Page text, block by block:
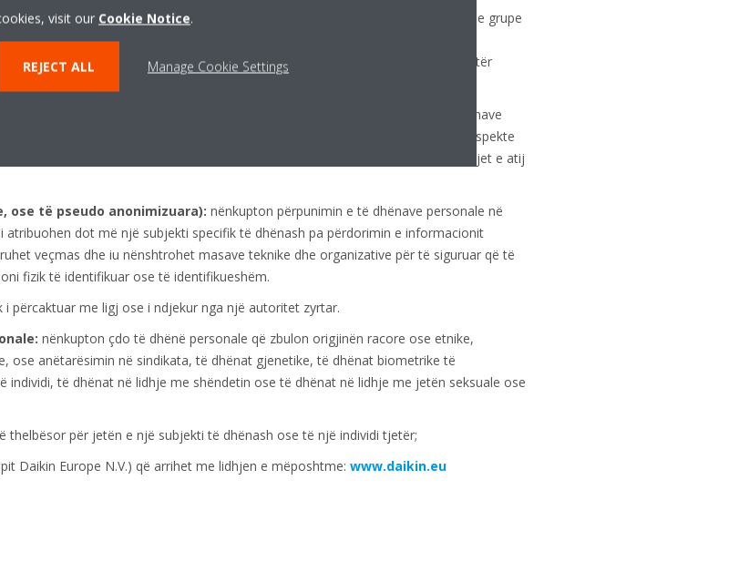
çdo operacion ose grup operacionesh që kryhet mbi të dhënat personale ose grupe
automatizuara, të tilla si mbledhja, regjistrimi, organizimi, strukturimi, ruajtja,
zbulimi me anë të transmetimit, shpërndarja ose në ndonjë mënyrë tjetër
fshirja ose shkatërrimi.
automatizuar të të dhënave tuaja personale që përbëhet nga përdorimi i të dhënave
që lidhen me një individ, në veçanti për të analizuar ose parashikuar aspekte
personale, interesat, besueshmërinë, sjelljen, vendndodhjen ose lëvizjet e atij
ose të pseudo anonimizuara): nënkupton përpunimin e të dhënave personale në
dot më një subjekti specifik të dhënash pa përdorimin e informacionit
veçmas dhe iu nënshtrohet masave teknike dhe organizative për të siguruar që të
fizik të identifikuar ose të identifikueshëm.
përcaktuar me ligj ose i ndjekur nga një autoritet zyrtar.
nënkupton çdo të dhënë personale që zbulon origjinën racore ose etnike,
ose anëtarësimin në sindikata, të dhënat gjenetike, të dhënat biometrike të
të dhënat në lidhje me shëndetin ose të dhënat në lidhje me jetën seksuale ose
thelbësor për jetën e një subjekti të dhënash ose të një individi tjetër;
Daikin Europe N.V.) që arrihet me lidhjen e mëposhtme: www.daikin.eu
visit our Cookie Notice.
REJECT ALL Manage Cookie Settings